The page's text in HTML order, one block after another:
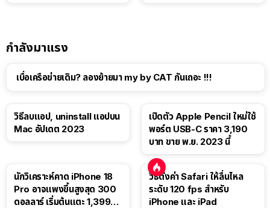
กำลังมาแรง
เบื่อเครือข่ายเดิม? ลองย้ายมา my by CAT กันเถอะ !!!
วิธีลบแอป, uninstall แอปบน
Mac อัปเดต 2023
เปิดตัว Apple Pencil ใหม่ใช้
พอร์ต USB-C ราคา 3,190
บาท ขาย พ.ย. 2023 นี้
นักวิเคราะห์คาด iPhone 18
Pro อาจแพงขึ้นสูงสุด 300
ดอลลาร์ เริ่มต้นแตะ 1,399
วิธีตั้งค่า Safari ให้ลื่นไหล
ระดับ 120 fps สำหรับ
iPhone และ iPad